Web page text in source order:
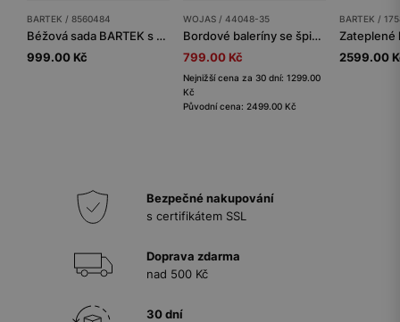
BARTEK / 8560484
Béžová sada BARTEK s merino vlnou 85604-84, čepice + nákrčník
999.00 Kč
WOJAS / 44048-35
Bordové baleríny se špičatou špičkou a ozdobným páskem
799.00 Kč
Nejnižší cena za 30 dní: 1299.00
Kč
Původní cena: 2499.00 Kč
BARTEK /
2599.00
Bezpečné nakupování
s certifikátem SSL
Doprava zdarma
nad 500 Kč
30 dní